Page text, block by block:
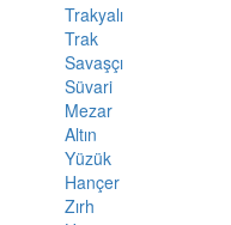
Trakyalı
Trak
Savaşçı
Süvari
Mezar
Altın
Yüzük
Hançer
Zırh